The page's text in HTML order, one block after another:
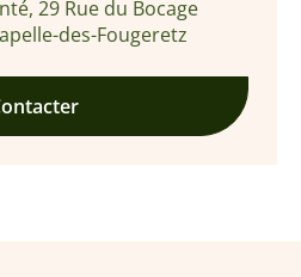
29 Rue du Bocage
des-Fougeretz